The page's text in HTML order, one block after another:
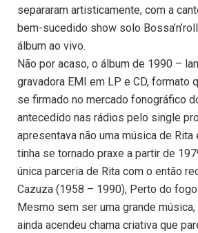
separaram artisticamente, com a
bem-sucedido show solo
álbum ao vivo.
Não por acaso, o álbum de 1990 –
gravadora EMI em LP e CD, formato
se firmado no mercado fonográfico
antecedido nas rádios pelo single
apresentava não uma música de Rita
tinha se tornado praxe a partir de
única parceria de Rita com o então
Cazuza (1958 – 1990), Perto do fogo.
Mesmo sem ser uma grande
ainda acendeu chama criativa que